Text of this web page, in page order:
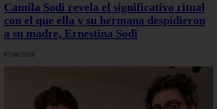
Camila Sodi revela el significativo ritual
con el que ella y su hermana despidieron
a su madre, Ernestina Sodi
07/08/2026